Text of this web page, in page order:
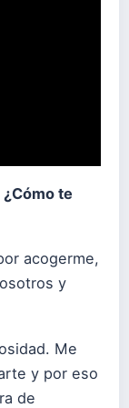
te
acogerme,
y
Me
y por eso
de